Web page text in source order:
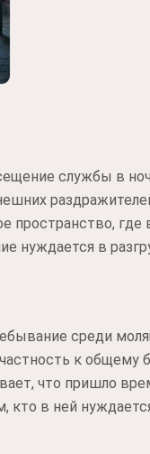
службы в
пространство, где
нуждается в
среди
к общему
что пришло
в ней